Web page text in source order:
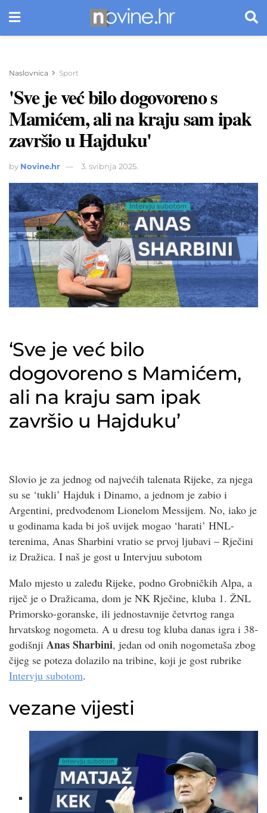
Naslovnica Sport
'Sve je već bilo dogovoreno s
Mamićem, ali na kraju sam ipak
završio u Hajduku'
by Novine.hr 3. svibnja 2025.
‘Sve je već bilo
dogovoreno s Mamićem,
ali na kraju sam ipak
završio u Hajduku’
Slovio je za jednog od najvećih talenata Rijeke, za njega
su se ‘tukli’ Hajduk i Dinamo, a jednom je zabio i
Argentini, predvođenom Lionelom Messijem. No, iako je
u godinama kada bi još uvijek mogao ‘harati’ HNL-
terenima, Anas Sharbini vratio se prvoj ljubavi – Rječini
iz Dražica. I naš je gost u Intervjuu subotom
Malo mjesto u zaleđu Rijeke, podno Grobničkih Alpa, a
riječ je o Dražicama, dom je NK Rječine, kluba 1. ŽNL
Primorsko-goranske, ili jednostavnije četvrtog ranga
hrvatskog nogometa. A u dresu tog kluba danas igra i 38-
godišnji Anas Sharbini, jedan od onih nogometaša zbog
čijeg se poteza dolazilo na tribine, koji je gost rubrike
Intervju subotom.
vezane vijesti